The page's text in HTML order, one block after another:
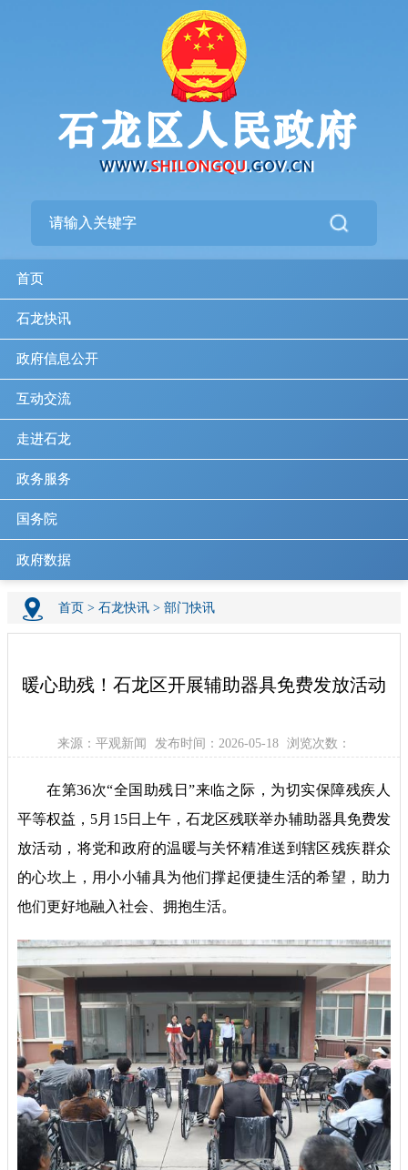
首页
石龙快讯
政府信息公开
互动交流
走进石龙
政务服务
国务院
政府数据
首页 > 石龙快讯 > 部门快讯
暖心助残！石龙区开展辅助器具免费发放活动
来源：平观新闻 发布时间：2026-05-18 浏览次数：
在第36次“全国助残日”来临之际，为切实保障残疾人
平等权益，5月15日上午，石龙区残联举办辅助器具免费发
放活动，将党和政府的温暖与关怀精准送到辖区残疾群众
的心坎上，用小小辅具为他们撑起便捷生活的希望，助力
他们更好地融入社会、拥抱生活。